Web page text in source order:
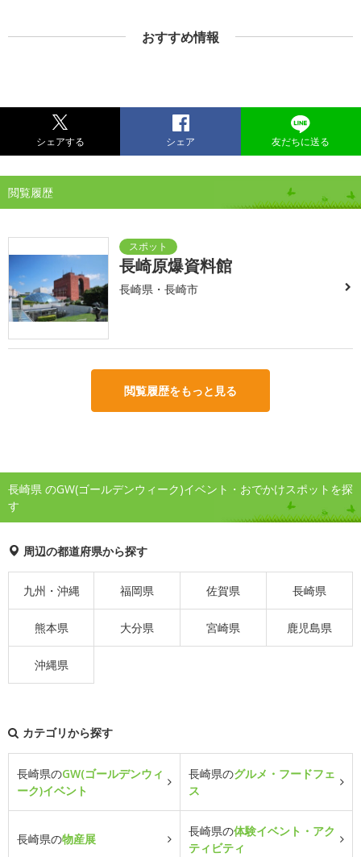
おすすめ情報
シェアする シェア 友だちに送る
閲覧履歴
長崎原爆資料館
長崎県・長崎市
閲覧履歴をもっと見る
長崎県 のGW(ゴールデンウィーク)イベント・おでかけスポットを探
す
周辺の都道府県から探す
九州・沖縄 福岡県 佐賀県 長崎県
熊本県 大分県 宮崎県 鹿児島県
沖縄県
カテゴリから探す
長崎県のGW(ゴールデンウィ
ーク)イベント
長崎県のグルメ・フードフェ
ス
長崎県の物産展
長崎県の体験イベント・アク
ティビティ